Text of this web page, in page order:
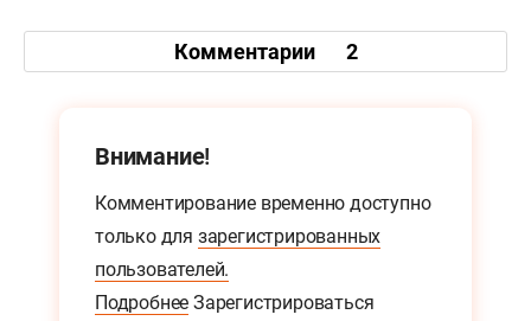
Комментарии 2
Внимание!
Комментирование временно доступно
только для зарегистрированных
пользователей.
Подробнее Зарегистрироваться